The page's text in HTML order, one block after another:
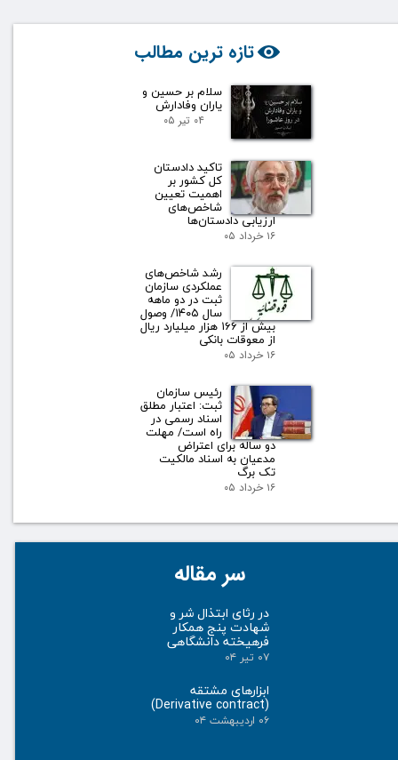
تازه ترین مطالب
سلام بر حسین و
یاران وفادارش
۰۴ تیر ۰۵
تاکید دادستان
کل کشور بر
اهمیت تعیین
شاخص‌های
ارزیابی دادستان‌ها
۱۶ خرداد ۰۵
رشد شاخص‌های
عملکردی سازمان
ثبت در دو ماهه
سال ۱۴۰۵/ وصول
بیش از ۱۶۶ هزار میلیارد ریال
از معوقات بانکی
۱۶ خرداد ۰۵
رئیس سازمان
ثبت: اعتبار مطلق
اسناد رسمی در
راه است/ مهلت
دو ساله برای اعتراض
مدعیان به اسناد مالکیت
تک برگ
۱۶ خرداد ۰۵
سر مقاله
در رثای ابتذال شر و
شهادت پنج همکار
فرهیخته دانشگاهی
۰۷ تیر ۰۴
ابزارهای مشتقه
(Derivative contract)
۰۶ اردیبهشت ۰۴